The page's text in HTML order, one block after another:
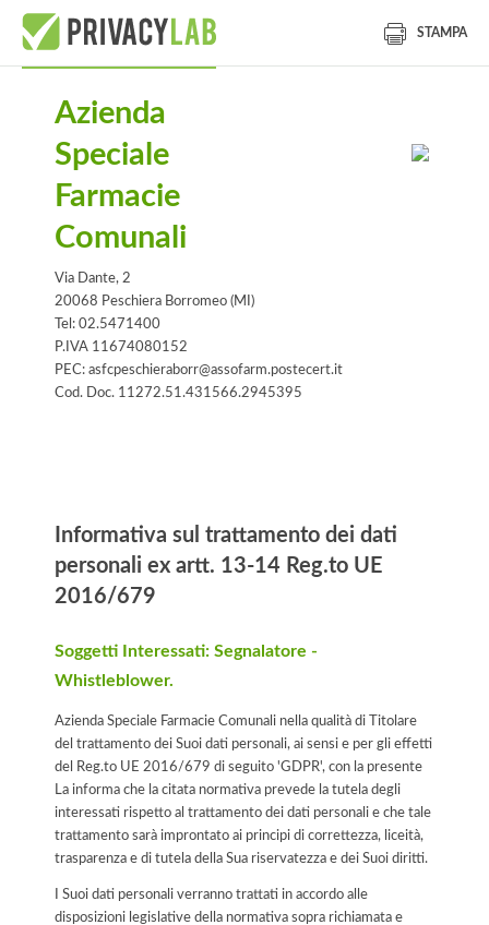
STAMPA
Azienda
Speciale
Farmacie
Comunali
Via Dante, 2
20068 Peschiera Borromeo (MI)
Tel: 02.5471400
P.IVA 11674080152
PEC: asfcpeschieraborr@assofarm.postecert.it
Cod. Doc. 11272.51.431566.2945395
Informativa sul trattamento dei dati
personali ex artt. 13-14 Reg.to UE
2016/679
Soggetti Interessati: Segnalatore -
Whistleblower.
Azienda Speciale Farmacie Comunali nella qualità di Titolare
del trattamento dei Suoi dati personali, ai sensi e per gli effetti
del Reg.to UE 2016/679 di seguito 'GDPR', con la presente
La informa che la citata normativa prevede la tutela degli
interessati rispetto al trattamento dei dati personali e che tale
trattamento sarà improntato ai principi di correttezza, liceità,
trasparenza e di tutela della Sua riservatezza e dei Suoi diritti.
I Suoi dati personali verranno trattati in accordo alle
disposizioni legislative della normativa sopra richiamata e